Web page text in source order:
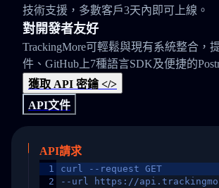
技術支援，多數客戶3天內即可上線。
對開發者友好
TrackingMore可輕鬆與現有系統整合，
件、GitHub上7種語言SDK及便捷的
獲取 API 密鑰 </>
API文件
API請求
1
2
curl --request GET
--url https://